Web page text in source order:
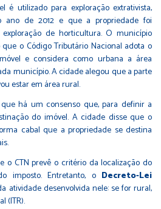
é utilizado para exploração extrativista,
ano de 2012 e que a propriedade foi
de horticultura. O município
o Código Tributário Nacional adota o
e considera como urbana a área
município. A cidade alegou que a parte
estar em área rural.
há um consenso que, para definir a
do imóvel. A cidade disse que o
cabal que a propriedade se destina
o CTN prevê o critério da localização do
imposto. Entretanto, o Decreto-Lei
atividade desenvolvida nele: se for rural,
(ITR).